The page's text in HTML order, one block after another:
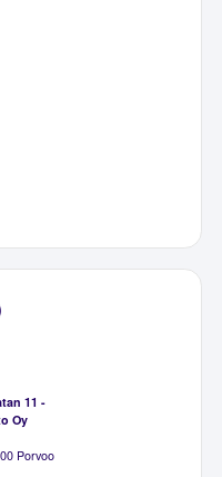
11 -
Oy
Porvoo